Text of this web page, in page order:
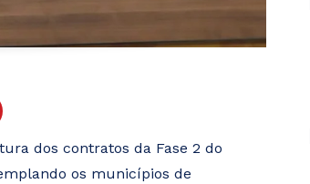
dos contratos da Fase 2 do
os municípios de